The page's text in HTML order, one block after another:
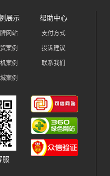
展示
网站
案例
案例
案例
帮助中心
支付方式
投诉建议
联系我们
服